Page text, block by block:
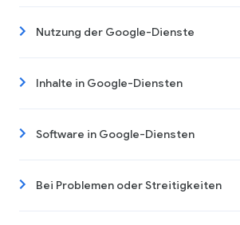
Nutzung der Google-Dienste
Inhalte in Google-Diensten
Software in Google-Diensten
Bei Problemen oder Streitigkeiten